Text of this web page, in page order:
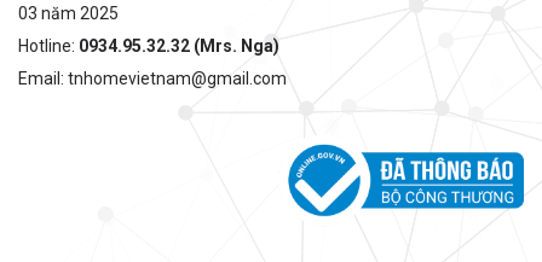
03 năm 2025
Hotline: 0934.95.32.32 (Mrs. Nga)
Email: tnhomevietnam@gmail.com